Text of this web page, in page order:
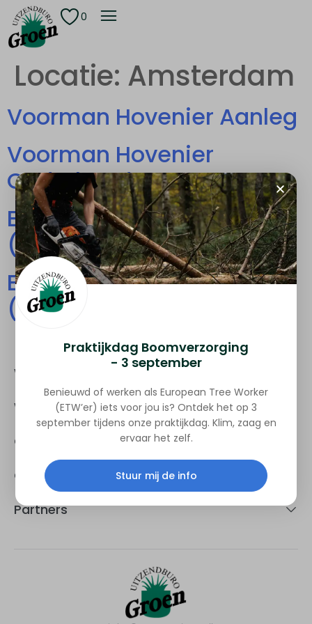
0
Locatie: Amsterdam
Voorman Hovenier Aanleg
Voorman Hovenier
Onderhoud
European Tree Worker
(ETW)
European Tree Worker
(ETW)
Werknemer
Werkgever
Opleidingen
Over Groen
Partners
Praktijkdag Boomverzorging
- 3 september
Benieuwd of werken als European Tree Worker
(ETW’er) iets voor jou is? Ontdek het op 3
september tijdens onze praktijkdag. Klim, zaag en
ervaar het zelf.
Stuur mij de info